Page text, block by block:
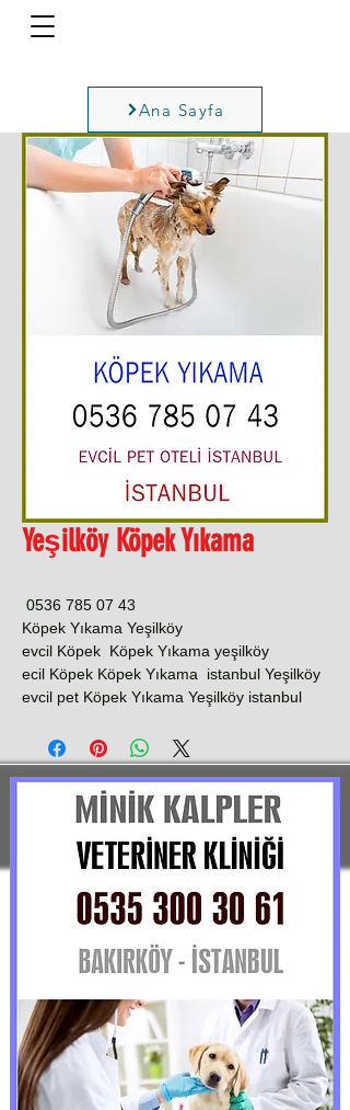
Ana Sayfa
Yeşilköy Köpek Yıkama
0536 785 07 43
Köpek Yıkama Yeşilköy
evcil Köpek Köpek Yıkama yeşilköy
ecil Köpek Köpek Yıkama istanbul Yeşilköy
evcil pet Köpek Yıkama Yeşilköy istanbul